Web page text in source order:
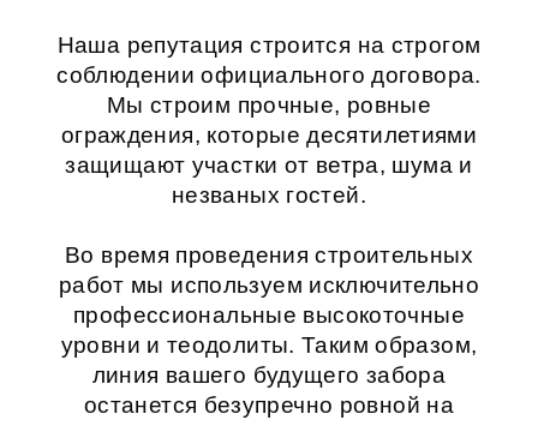
Наша репутация строится на строгом
соблюдении официального договора.
Мы строим прочные, ровные
ограждения, которые десятилетиями
защищают участки от ветра, шума и
незваных гостей.
Во время проведения строительных
работ мы используем исключительно
профессиональные высокоточные
уровни и теодолиты. Таким образом,
линия вашего будущего забора
останется безупречно ровной на